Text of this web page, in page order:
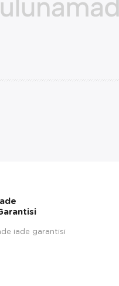
iade garantisi